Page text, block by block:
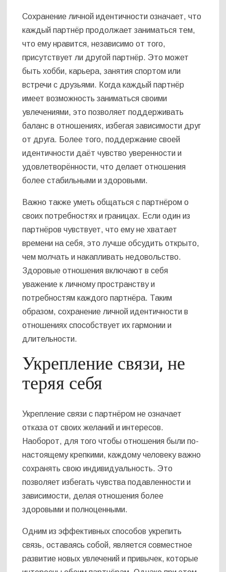
Сохранение личной идентичности означает, что
каждый партнёр продолжает заниматься тем,
что ему нравится, независимо от того,
присутствует ли другой партнёр. Это может
быть хобби, карьера, занятия спортом или
встречи с друзьями. Когда каждый партнёр
имеет возможность заниматься своими
увлечениями, это позволяет поддерживать
баланс в отношениях, избегая зависимости друг
от друга. Более того, поддержание своей
идентичности даёт чувство уверенности и
удовлетворённости, что делает отношения
более стабильными и здоровыми.
Важно также уметь общаться с партнёром о
своих потребностях и границах. Если один из
партнёров чувствует, что ему не хватает
времени на себя, это лучше обсудить открыто,
чем молчать и накапливать недовольство.
Здоровые отношения включают в себя
уважение к личному пространству и
потребностям каждого партнёра. Таким
образом, сохранение личной идентичности в
отношениях способствует их гармонии и
длительности.
Укрепление связи, не
теряя себя
Укрепление связи с партнёром не означает
отказа от своих желаний и интересов.
Наоборот, для того чтобы отношения были по-
настоящему крепкими, каждому человеку важно
сохранять свою индивидуальность. Это
позволяет избегать чувства подавленности и
зависимости, делая отношения более
здоровыми и полноценными.
Одним из эффективных способов укрепить
связь, оставаясь собой, является совместное
развитие новых увлечений и привычек, которые